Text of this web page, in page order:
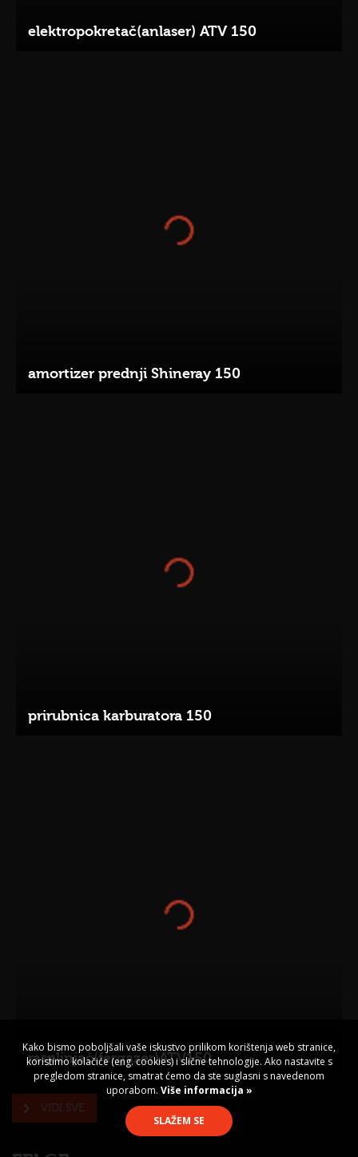
elektropokretač(anlaser) ATV 150
amortizer prednji Shineray 150
prirubnica karburatora 150
rasplinjač(fergazer)ATV150
VIDI SVE
Kako bismo poboljšali vaše iskustvo prilikom korištenja web stranice,
koristimo kolačiće (eng. cookies) i slične tehnologije. Ako nastavite s
pregledom stranice, smatrat ćemo da ste suglasni s navedenom
uporabom. Više informacija »
SLAŽEM SE